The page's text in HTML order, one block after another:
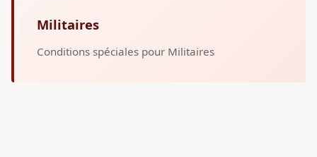
Militaires
Conditions spéciales pour Militaires